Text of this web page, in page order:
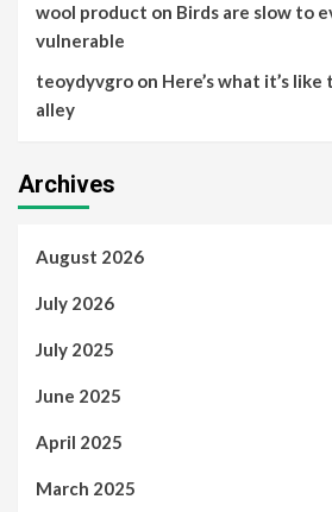
wool product on Birds are slow to
vulnerable
teoydyvgro on Here’s what it’s like
alley
Archives
August 2026
July 2026
July 2025
June 2025
April 2025
March 2025